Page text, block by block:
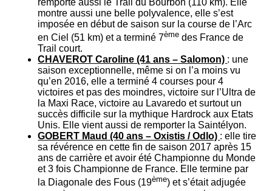
remporté aussi le Trail du Bourbon (110 km). Elle
montre aussi une belle polyvalence, elle s’est
imposée en début de saison sur la course de l’Arc
en Ciel (51 km) et a terminé 7ème des France de
Trail court.
CHAVEROT Caroline (41 ans – Salomon) : une
saison exceptionnelle, même si on l’a moins vu
qu’en 2016, elle a terminé 4 courses pour 4
victoires et pas des moindres, victoire sur l’Ultra de
la Maxi Race, victoire au Lavaredo et surtout un
succès difficile sur la mythique Hardrock aux Etats
Unis. Elle vient aussi de remporter la Saintélyon.
GOBERT Maud (40 ans – Oxistis / Odlo) : elle tire
sa révérence en cette fin de saison 2017 après 15
ans de carrière et avoir été Championne du Monde
et 3 fois Championne de France. Elle termine par
la Diagonale des Fous (19ème) et s’était adjugée